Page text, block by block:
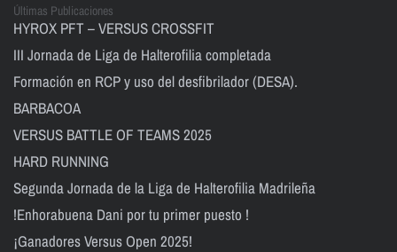
Últimas Publicaciones
HYROX PFT – VERSUS CROSSFIT
III Jornada de Liga de Halterofilia completada
Formación en RCP y uso del desfibrilador (DESA).
BARBACOA
VERSUS BATTLE OF TEAMS 2025
HARD RUNNING
Segunda Jornada de la Liga de Halterofilia Madrileña
!Enhorabuena Dani por tu primer puesto !
¡Ganadores Versus Open 2025!